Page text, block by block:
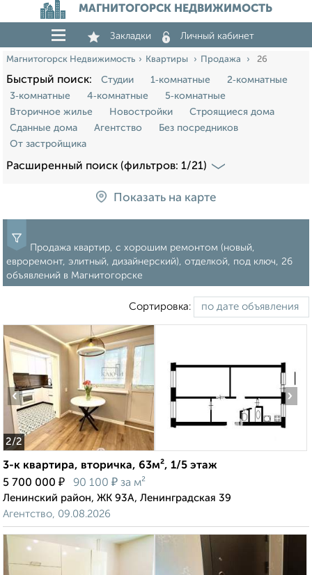
МАГНИТОГОРСК НЕДВИЖИМОСТЬ
Закладки Личный кабинет
Магнитогорск Недвижимость Квартиры Продажа 26
Быстрый поиск: Студии 1‑комнатные
2‑комнатные
3‑комнатные
4‑комнатные
5‑комнатные
Вторичное жилье
Новостройки
Строящиеся дома
Сданные дома
Агентство
Без посредников
От застройщика
Расширенный поиск (фильтров: 1/21)
Показать на карте
Продажа квартир, с хорошим ремонтом (новый,
евроремонт, элитный, дизайнерский), отделкой, под ключ, 26
объявлений в Магнитогорске
Сортировка:
2/2
‹ ›
3-к квартира, вторичка, 63м², 1/5 этаж
5 700 000 ₽ 90 100 ₽ за м²
Ленинский район, ЖК 93А, Ленинградская 39
Агентство, 09.08.2026